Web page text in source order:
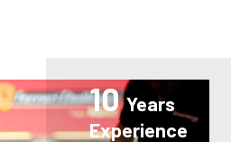
10Years
Experience